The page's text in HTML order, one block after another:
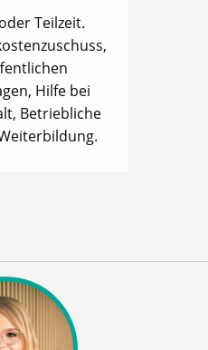
Teilzeit.
Hilfe bei
Betriebliche